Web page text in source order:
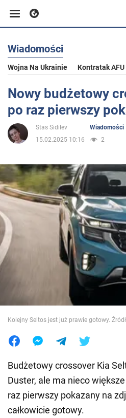
Biznes
Sport
Rozrywka
Polityka
Społeczeństwo
Wojna na Ukrainie
Jedzenie
Wiadomości
Wojna Na Ukrainie Kontratak AFU
Nowy budżetowy
po raz pierwszy
Stas Sidilev
Wiadomości
15.02.2025 10:16
2
Kolejny Seltos jest już prawie gotowy.
Budżetowy crossover Kia
Duster, ale ma nieco
raz pierwszy pokazany na
całkowicie gotowy.